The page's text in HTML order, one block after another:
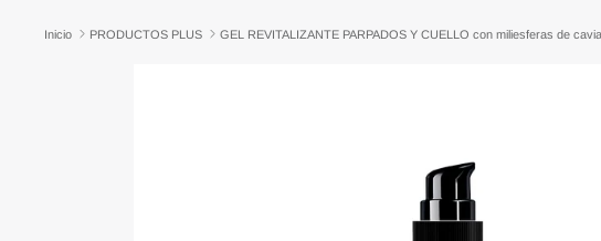
Inicio PRODUCTOS PLUS GEL REVITALIZANTE PARPADOS Y CUELLO con miliesferas de